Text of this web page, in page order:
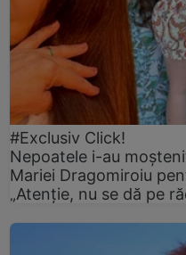
#Exclusiv Click!
Nepoatele i-au
Mariei Dragomiroiu
„Atenție, nu se dă pe